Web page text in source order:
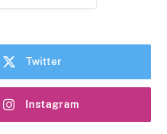
Twitter
Instagram